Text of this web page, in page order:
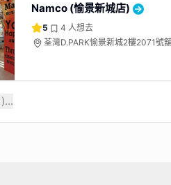
Namco (愉景新城店)
5 4 人想去
荃灣D.PARK愉景新城2樓2071號
)...